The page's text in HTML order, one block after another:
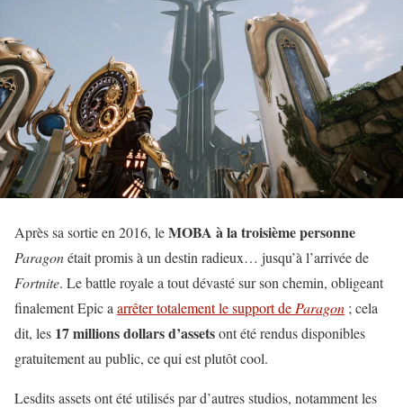
Après sa sortie en 2016, leMOBA à la troisième personne
Paragonétait promis à un destin radieux… jusqu’à l’arrivée de
Fortnite. Le battle royale a tout dévasté sur son chemin, obligeant
finalement Epic a arrêter totalement le support de Paragon ; cela
dit, les 17 millions dollars d’assetsont été rendus disponibles
gratuitement au public, ce qui est plutôt cool.
Lesdits assets ont été utilisés par d’autres studios, notamment les